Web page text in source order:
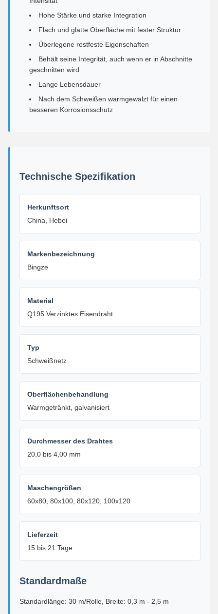
Hohe Stärke und starke Integration
Flach und glatte Oberfläche mit fester Struktur
Überlegene rostfeste Eigenschaften
Behält seine Integrität, auch wenn er in Abschnitte
geschnitten wird
Lange Lebensdauer
Nach dem Schweißen warmgewalzt für einen
besseren Korrosionsschutz
Technische Spezifikation
Herkunftsort
China, Hebei
Markenbezeichnung
Bingze
Material
Q195 Verzinktes Eisendraht
Typ
Schweißnetz
Oberflächenbehandlung
Warmgetränkt, galvanisiert
Durchmesser des Drahtes
20,0 bis 4,00 mm
Maschengrößen
60x80, 80x100, 80x120, 100x120
Lieferzeit
15 bis 21 Tage
Standardmaße
Standardlänge: 30 m/Rolle, Breite: 0,3 m - 2,5 m